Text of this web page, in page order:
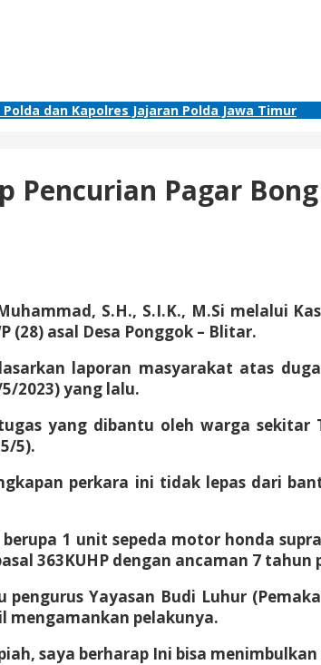
dan Kapolres Jajaran Polda Jawa Timur
Pencurian Pagar
S.H., S.I.K., M.Si melalui
(28) asal Desa Ponggok – Blitar.
laporan masyarakat atas
2023) yang lalu.
yang dibantu oleh warga
5).
perkara ini tidak lepas dari
1 unit sepeda motor honda
363KUHP dengan ancaman 7 tahun
pengurus Yayasan Budi Luhur
mengamankan pelakunya.
saya berharap Ini bisa